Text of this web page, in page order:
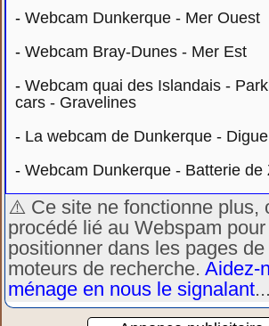
-Webcam Dunkerque - Mer Ouest
-Webcam Bray-Dunes - Mer Est
-Webcam quai des Islandais -
cars - Gravelines
- La webcam de Dunkerque -
-Webcam Dunkerque - Batterie de
⚠️ Ce site ne fonctionne plus,
procédé lié au Webspam
positionner dans les pages
moteurs de recherche.Aidez-
ménage en nous le signalant...